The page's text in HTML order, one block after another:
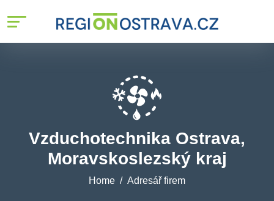
Vzduchotechnika Ostrava,
Moravskoslezský kraj
Home Adresář firem